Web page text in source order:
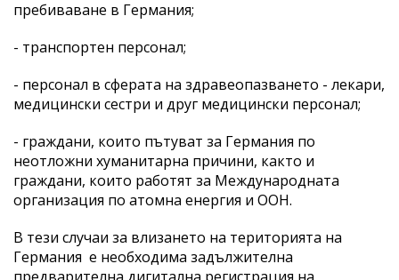
пребиваване в Германия;
- транспортен персонал;
- персонал в сферата на здравеопазването - лекари,
медицински сестри и друг медицински персонал;
- граждани, които пътуват за Германия по
неотложни хуманитарна причини, както и
граждани, които работят за Международната
организация по атомна енергия и ООН.
В тези случаи за влизането на територията на
Германия е необходима задължителна